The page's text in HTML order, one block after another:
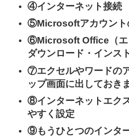
④インターネット接続
⑤Microsoftアカウント
⑥Microsoft Office（エ
ダウンロード・インス
⑦エクセルやワードの
ップ画面に出しておき
⑧インターネットエク
やすく設定
⑨もうひとつのインタ